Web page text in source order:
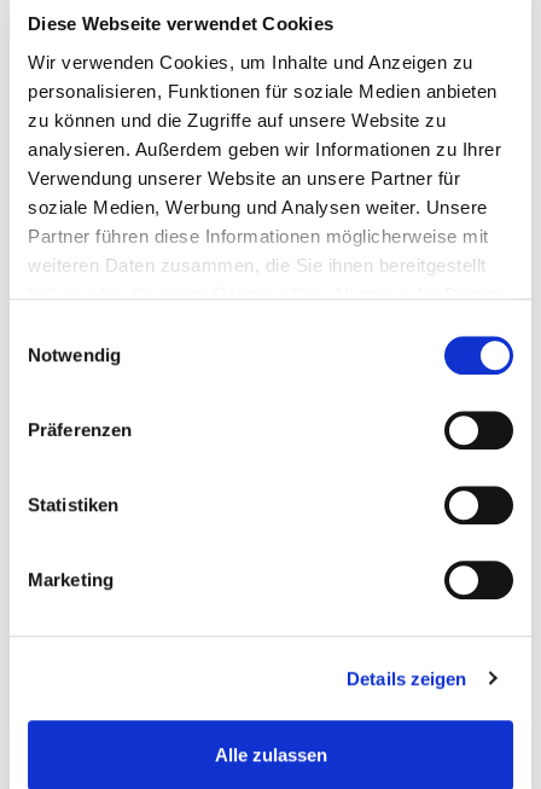
Diese Webseite verwendet Cookies
Wir verwenden Cookies, um Inhalte und Anzeigen zu
personalisieren, Funktionen für soziale Medien anbieten
zu können und die Zugriffe auf unsere Website zu
analysieren. Außerdem geben wir Informationen zu Ihrer
Verwendung unserer Website an unsere Partner für
soziale Medien, Werbung und Analysen weiter. Unsere
Partner führen diese Informationen möglicherweise mit
weiteren Daten zusammen, die Sie ihnen bereitgestellt
Notwendig
Präferenzen
Statistiken
Marketing
Details zeigen
Alle zulassen
Keramik Magneten 8 Stück - Rund Magnete -...
€ 1,49
Inkl. MwSt. zzgl.
Mehr In den Warenkorb